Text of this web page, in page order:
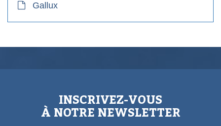
Gallux
INSCRIVEZ-VOUS
À NOTRE NEWSLETTER